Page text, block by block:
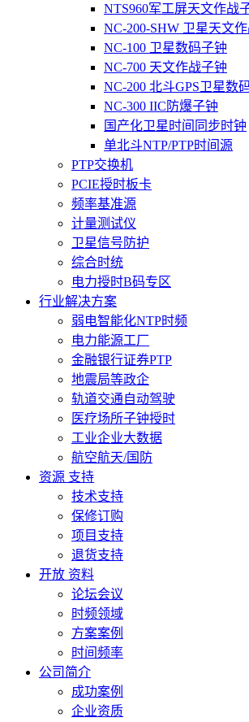
NTS960军工屏天文作战
NC-200-SHW 卫星天文
NC-100 卫星数码子钟
NC-700 天文作战子钟
NC-200 北斗GPS卫星数
NC-300 IIC防爆子钟
国产化卫星时间同步时钟
单北斗NTP/PTP时间源
PTP交换机
PCIE授时板卡
频率基准源
计量测试仪
卫星信号防护
综合时统
电力授时B码专区
行业解决方案
弱电智能化NTP时频
电力能源工厂
金融银行证券PTP
地震局等政企
轨道交通自动驾驶
医疗场所子钟授时
工业企业大数据
航空航天/国防
资源 支持
技术支持
保修订购
项目支持
退货支持
开放 资料
论坛会议
时频领域
方案案例
时间频率
公司简介
成功案例
企业资质